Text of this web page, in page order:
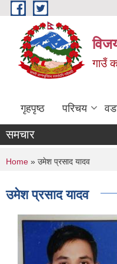
Skip to main content
गाउँ
गृहपृष्ठ परिचय
समचार
You are here
Home » उमेश प्रसाद यादव
उमेश प्रसाद यादव